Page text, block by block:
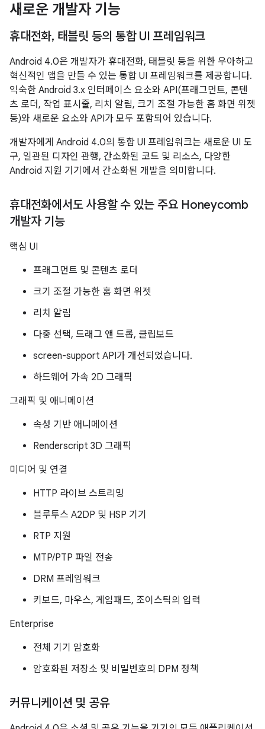
새로운 개발자 기능
휴대전화, 태블릿 등의 통합 UI 프레임워크
Android 4.0은 개발자가 휴대전화, 태블릿 등을 위한 우아하고
혁신적인 앱을 만들 수 있는 통합 UI 프레임워크를 제공합니다.
익숙한 Android 3.x 인터페이스 요소와 API(프래그먼트, 콘텐
츠 로더, 작업 표시줄, 리치 알림, 크기 조절 가능한 홈 화면 위젯
등)와 새로운 요소와 API가 모두 포함되어 있습니다.
개발자에게 Android 4.0의 통합 UI 프레임워크는 새로운 UI 도
구, 일관된 디자인 관행, 간소화된 코드 및 리소스, 다양한
Android 지원 기기에서 간소화된 개발을 의미합니다.
휴대전화에서도 사용할 수 있는 주요 Honeycomb
개발자 기능
핵심 UI
프래그먼트 및 콘텐츠 로더
크기 조절 가능한 홈 화면 위젯
리치 알림
다중 선택, 드래그 앤 드롭, 클립보드
screen-support API가 개선되었습니다.
하드웨어 가속 2D 그래픽
그래픽 및 애니메이션
속성 기반 애니메이션
Renderscript 3D 그래픽
미디어 및 연결
HTTP 라이브 스트리밍
블루투스 A2DP 및 HSP 기기
RTP 지원
MTP/PTP 파일 전송
DRM 프레임워크
키보드, 마우스, 게임패드, 조이스틱의 입력
Enterprise
전체 기기 암호화
암호화된 저장소 및 비밀번호의 DPM 정책
커뮤니케이션 및 공유